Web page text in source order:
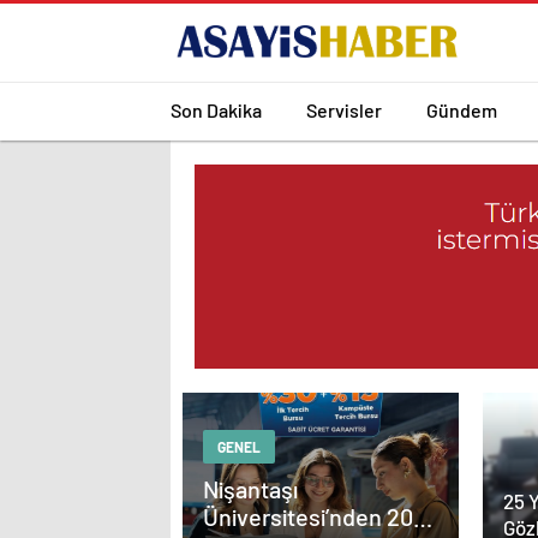
Son Dakika Servisler Gündem
GENEL
Nişantaşı
Üniversitesi’nden 2026
25